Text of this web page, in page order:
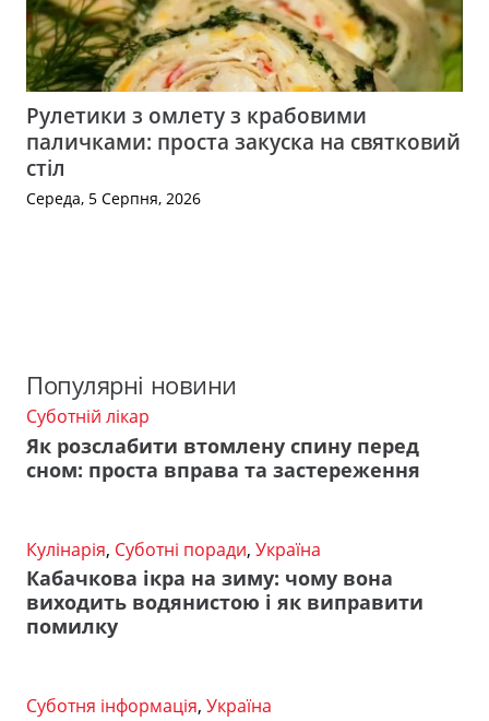
Рулетики з омлету з крабовими
паличками: проста закуска на святковий
стіл
Середа, 5 Серпня, 2026
Популярні новини
Суботній лікар
Як розслабити втомлену спину перед
сном: проста вправа та застереження
Кулінарія, Суботні поради, Україна
Кабачкова ікра на зиму: чому вона
виходить водянистою і як виправити
помилку
Суботня інформація, Україна